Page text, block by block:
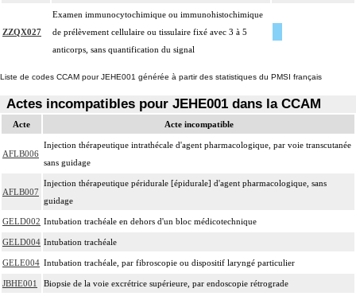
ZZQX027
Examen immunocytochimique ou immunohistochimique
de prélèvement cellulaire ou tissulaire fixé avec 3 à 5
anticorps, sans quantification du signal
Liste de codes CCAM pour JEHE001 générée à partir des statistiques du PMSI français
Actes incompatibles pour JEHE001 dans la CCAM
Acte Acte incompatible
AFLB006
Injection thérapeutique intrathécale d'agent pharmacologique, par voie transcutanée
sans guidage
AFLB007
Injection thérapeutique péridurale [épidurale] d'agent pharmacologique, sans
guidage
GELD002 Intubation trachéale en dehors d'un bloc médicotechnique
GELD004 Intubation trachéale
GELE004 Intubation trachéale, par fibroscopie ou dispositif laryngé particulier
JBHE001 Biopsie de la voie excrétrice supérieure, par endoscopie rétrograde